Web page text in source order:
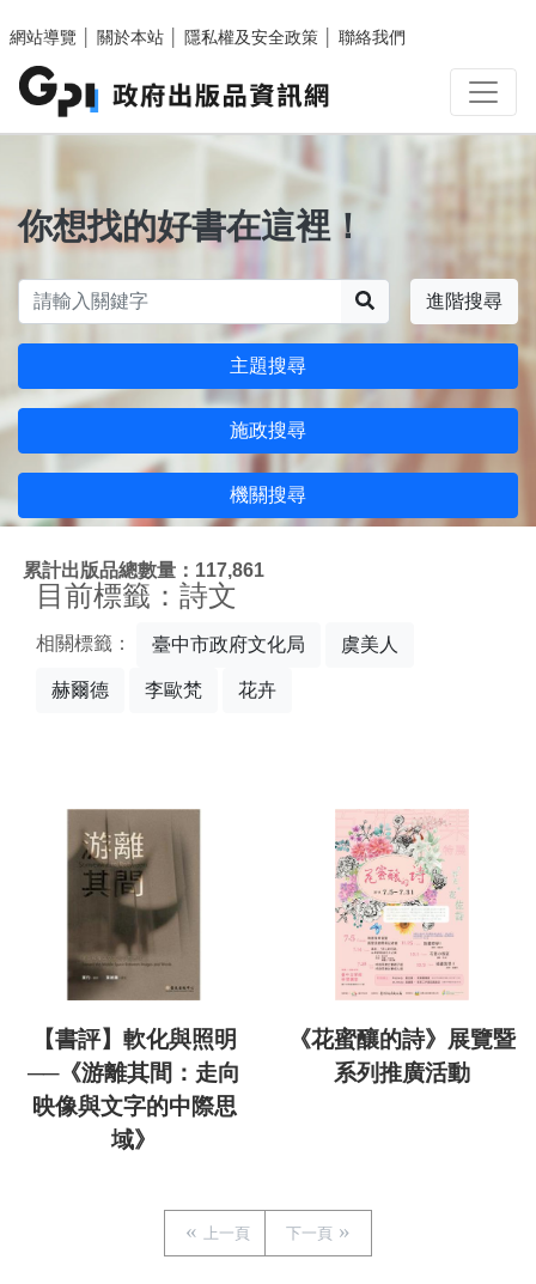
網站導覽
關於本站 隱私權及安全政策 聯絡我們
你想找的好書在這裡！
進階搜尋
主題搜尋
施政搜尋
機關搜尋
累計出版品總數量：117,861
目前標籤：詩文
相關標籤： 臺中市政府文化局 虞美人
赫爾德 李歐梵 花卉
【書評】軟化與照明
──《游離其間：走向
映像與文字的中際思
域》
《花蜜釀的詩》展覽暨
系列推廣活動
上一頁 下一頁